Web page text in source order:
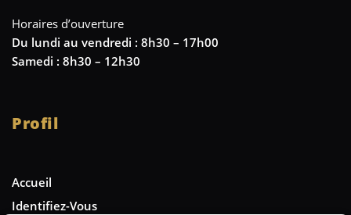
Horaires d’ouverture
Du lundi au vendredi : 8h30 – 17h00
Samedi : 8h30 – 12h30
Profil
Accueil
Identifiez-Vous